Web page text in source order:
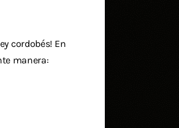
cordobés! En
manera: